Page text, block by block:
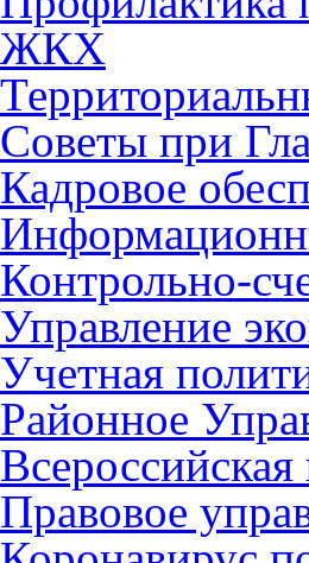
ЖКХ
Советы при
Кадровое
Контрольно-
Управление
Учетная
Районное
Правовое